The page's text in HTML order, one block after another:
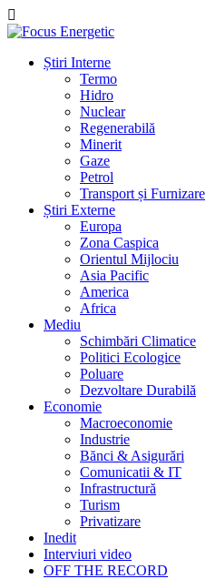
Știri Interne
Termo
Hidro
Nuclear
Regenerabilă
Minerit
Gaze
Petrol
Transport și Furnizare
Știri Externe
Europa
Zona Caspica
Orientul Mijlociu
Asia Pacific
America
Africa
Mediu
Schimbări Climatice
Politici Ecologice
Poluare
Dezvoltare Durabilă
Economie
Macroeconomie
Industrie
Bănci & Asigurări
Comunicatii & IT
Infrastructură
Turism
Privatizare
Inedit
Interviuri video
OFF THE RECORD